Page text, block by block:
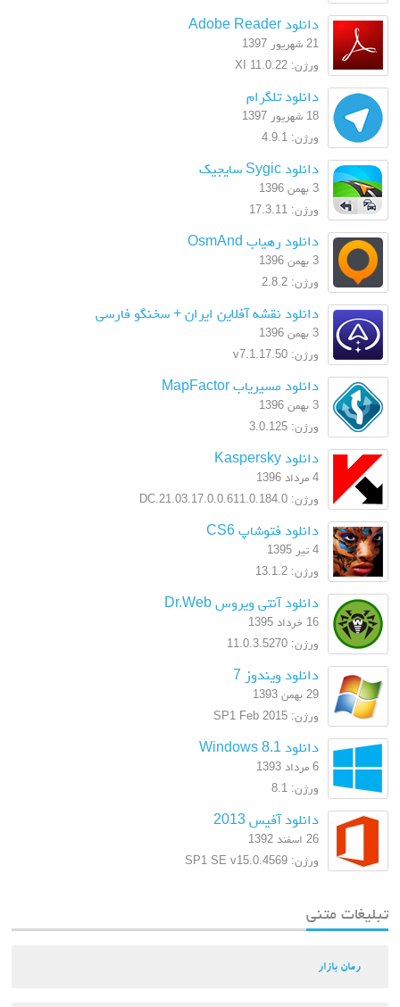
دانلود Adobe Reader
21 شهریور 1397
ورژن: XI 11.0.22
دانلود تلگرام
18 شهریور 1397
ورژن: 4.9.1
دانلود Sygic سایجیک
3 بهمن 1396
ورژن: 17.3.11
دانلود رهیاب OsmAnd
3 بهمن 1396
ورژن: 2.8.2
دانلود نقشه آفلاین ایران + سخنگو فارسی
3 بهمن 1396
ورژن: v7.1.17.50
دانلود مسیریاب MapFactor
3 بهمن 1396
ورژن: 3.0.125
دانلود Kaspersky
4 مرداد 1396
ورژن: 17.0.0.611.0.184.0.DC.21.03
دانلود فتوشاپ CS6
4 تیر 1395
ورژن: 13.1.2
دانلود آنتی ویروس Dr.Web
16 خرداد 1395
ورژن: 11.0.3.5270
دانلود ویندوز 7
29 بهمن 1393
ورژن: SP1 Feb 2015
دانلود Windows 8.1
6 مرداد 1393
ورژن: 8.1
دانلود آفیس 2013
26 اسفند 1392
ورژن: SP1 SE v15.0.4569
تبلیغات متنی
رمان بازار